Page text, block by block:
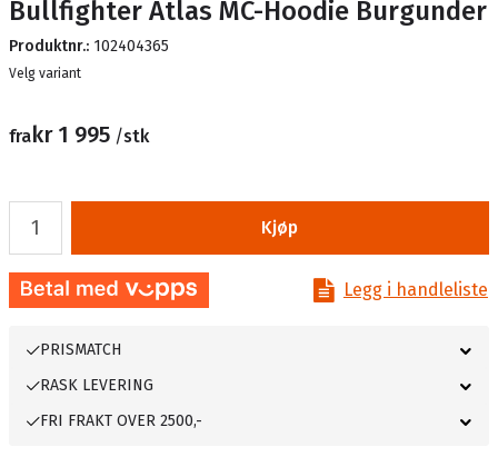
Bullfighter Atlas MC-Hoodie Burgunder
Produktnr.: 102404365
Lager
Velg variant
frakr 1 995 /stk
Kjøp
Legg i handleliste
PRISMATCH
RASK LEVERING
FRI FRAKT OVER 2500,-